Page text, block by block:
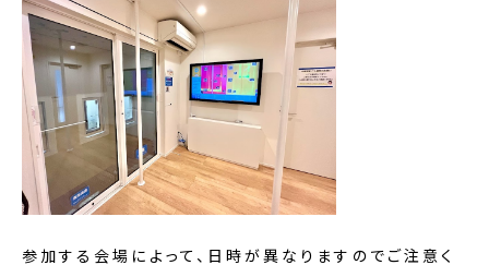
参加する会場によって、日時が異なりますのでご注意く